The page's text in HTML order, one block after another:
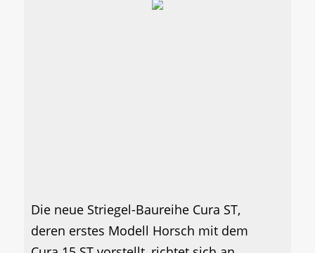
Die neue Striegel-Baureihe Cura ST,
deren erstes Modell Horsch mit dem